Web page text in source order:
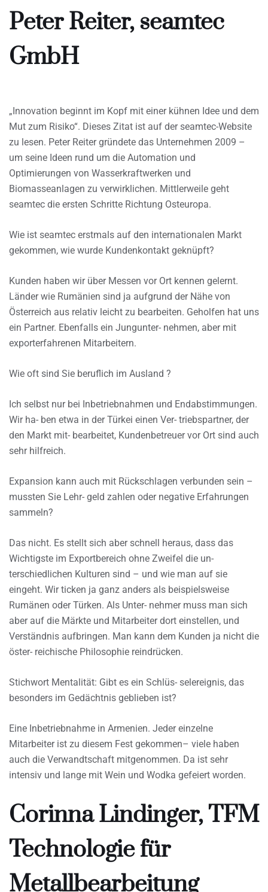
Peter Reiter, seamtec
GmbH
„Innovation beginnt im Kopf mit einer kühnen Idee und dem
Mut zum Risiko“. Dieses Zitat ist auf der seamtec-Website
zu lesen. Peter Reiter gründete das Unternehmen 2009 –
um seine Ideen rund um die Automation und
Optimierungen von Wasserkraftwerken und
Biomasseanlagen zu verwirklichen. Mittlerweile geht
seamtec die ersten Schritte Richtung Osteuropa.
Wie ist seamtec erstmals auf den internationalen Markt
gekommen, wie wurde Kundenkontakt geknüpft?
Kunden haben wir über Messen vor Ort kennen gelernt.
Länder wie Rumänien sind ja aufgrund der Nähe von
Österreich aus relativ leicht zu bearbeiten. Geholfen hat uns
ein Partner. Ebenfalls ein Jungunter- nehmen, aber mit
exporterfahrenen Mitarbeitern.
Wie oft sind Sie beruflich im Ausland ?
Ich selbst nur bei Inbetriebnahmen und Endabstimmungen.
Wir ha- ben etwa in der Türkei einen Ver- triebspartner, der
den Markt mit- bearbeitet, Kundenbetreuer vor Ort sind auch
sehr hilfreich.
Expansion kann auch mit Rückschlagen verbunden sein –
mussten Sie Lehr- geld zahlen oder negative Erfahrungen
sammeln?
Das nicht. Es stellt sich aber schnell heraus, dass das
Wichtigste im Exportbereich ohne Zweifel die un-
terschiedlichen Kulturen sind – und wie man auf sie
eingeht. Wir ticken ja ganz anders als beispielsweise
Rumänen oder Türken. Als Unter- nehmer muss man sich
aber auf die Märkte und Mitarbeiter dort einstellen, und
Verständnis aufbringen. Man kann dem Kunden ja nicht die
öster- reichische Philosophie reindrücken.
Stichwort Mentalität: Gibt es ein Schlüs- selereignis, das
besonders im Gedächtnis geblieben ist?
Eine Inbetriebnahme in Armenien. Jeder einzelne
Mitarbeiter ist zu diesem Fest gekommen– viele haben
auch die Verwandtschaft mitgenommen. Da ist sehr
intensiv und lange mit Wein und Wodka gefeiert worden.
Corinna Lindinger, TFM
Technologie für
Metallbearbeitung